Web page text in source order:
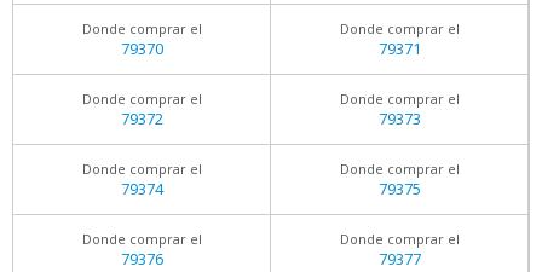
Donde comprar el
79370
Donde comprar el
79371
Donde comprar el
79372
Donde comprar el
79373
Donde comprar el
79374
Donde comprar el
79375
Donde comprar el
79376
Donde comprar el
79377